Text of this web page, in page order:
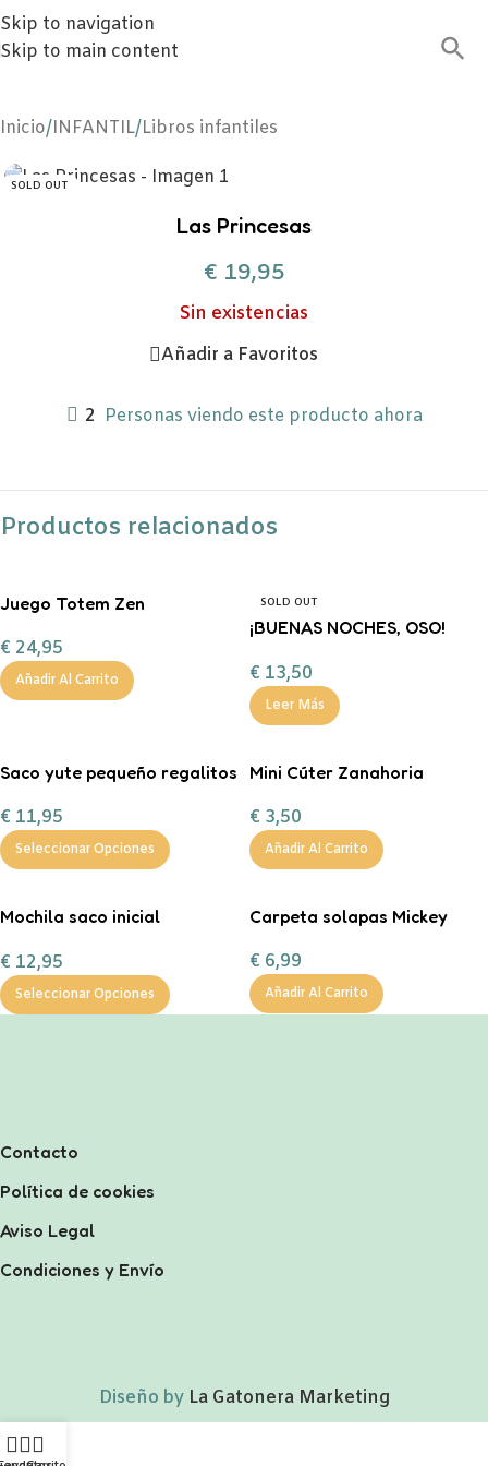
Skip to navigation
Skip to main content
Inicio/INFANTIL/Libros infantiles
SOLD OUT
Las Princesas
€19,95
Sin existencias
Añadir a Favoritos
2 Personas viendo este producto ahora
Productos relacionados
Juego Totem Zen
€ 24,95
Añadir Al Carrito
SOLD OUT
¡BUENAS NOCHES, OSO!
€ 13,50
Leer Más
Saco yute pequeño regalitos
€ 11,95
Seleccionar Opciones
Mini Cúter Zanahoria
€ 3,50
Añadir Al Carrito
Mochila saco inicial
€ 12,95
Seleccionar Opciones
Carpeta solapas Mickey
€ 6,99
Añadir Al Carrito
Contacto
Política de cookies
Aviso Legal
Condiciones y Envío
Diseño by La Gatonera Marketing